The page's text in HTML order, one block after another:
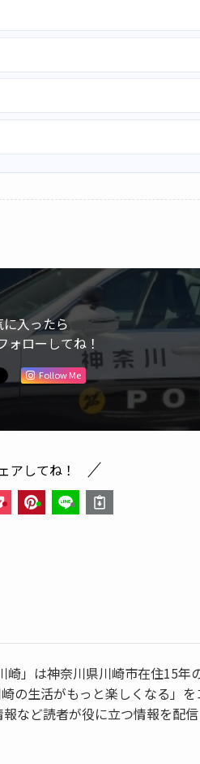
に入ったら
ォローしてね！
Follow Me
アしてね！
崎」は神奈川県川崎市在住15年
の生活がもっと楽しくなる」
など読者が役に立つ情報を配